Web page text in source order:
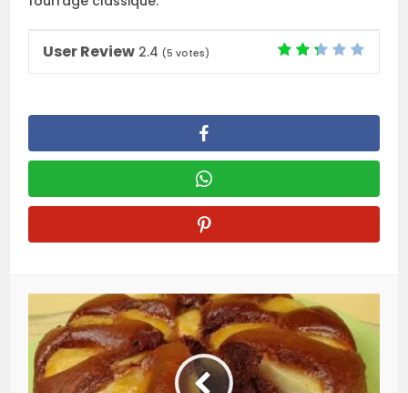
User Review 2.4 (5 votes)